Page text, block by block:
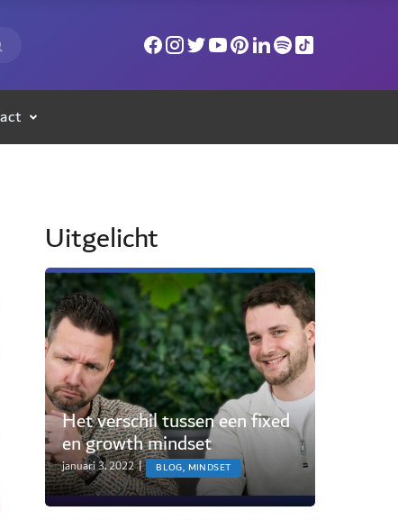
Uitgelicht
Het verschil tussen een fixed
en growth mindset
januari 3, 2022 | BLOG, MINDSET